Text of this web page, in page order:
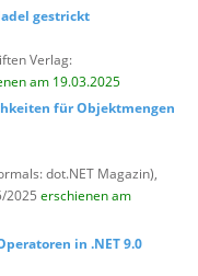
gestrickt
Verlag:
am 19.03.2025
für Objektmengen
dot.NET Magazin),
2025 erschienen am
in .NET 9.0